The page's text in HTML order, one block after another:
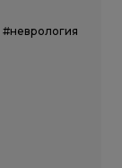
#неврология